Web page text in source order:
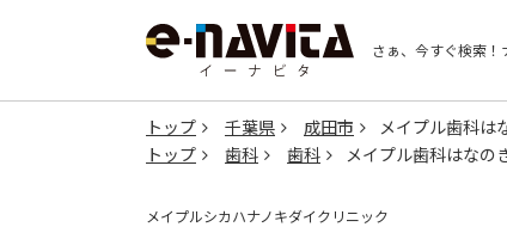
さぁ、今すぐ検索！
トップ 千葉県 成田市
メイプル歯科は
トップ
歯科 歯科 メイプル歯科はなの
メイプルシカハナノキダイクリニック